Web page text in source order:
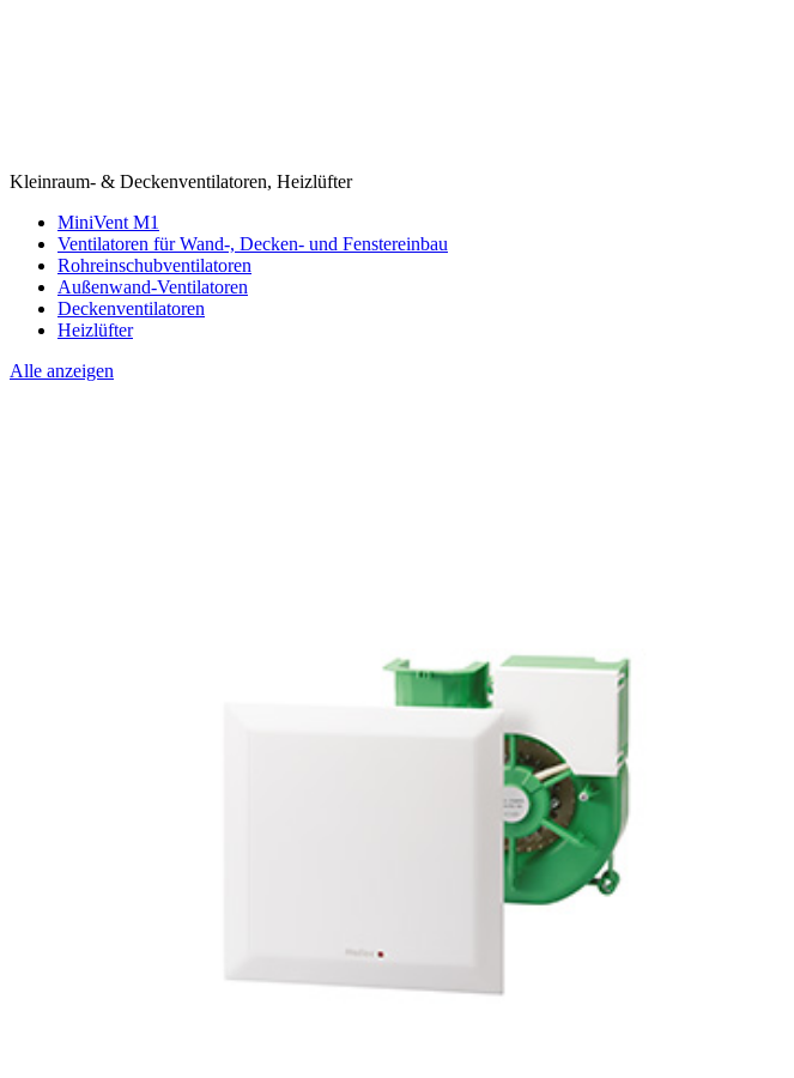
Kleinraum- & Deckenventilatoren, Heizlüfter
MiniVent M1
Ventilatoren für Wand-, Decken- und Fenstereinbau
Rohreinschubventilatoren
Außenwand-Ventilatoren
Deckenventilatoren
Heizlüfter
Alle anzeigen